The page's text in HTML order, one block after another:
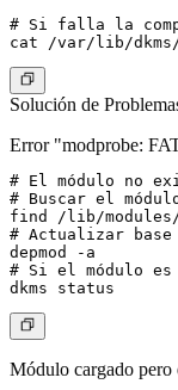
# Si falla la
Solución de
Error "modprobe:
# El módulo no
# Buscar el
find /lib/modules/
# Actualizar base
depmod -a
# Si el módulo es
Módulo cargado